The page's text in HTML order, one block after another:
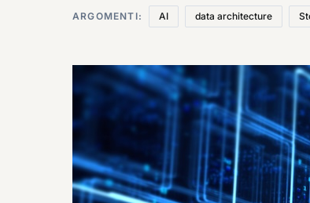
ARGOMENTI: AI data architecture